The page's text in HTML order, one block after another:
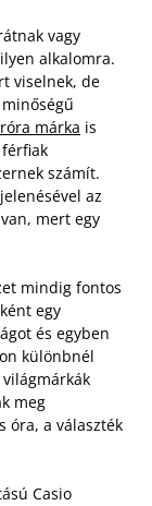
vagy
alkalomra.
viselnek, de
márka is
számít.
az
mert egy
mindig fontos
egy
és egyben
különbnél
meg
óra, a választék
Casio